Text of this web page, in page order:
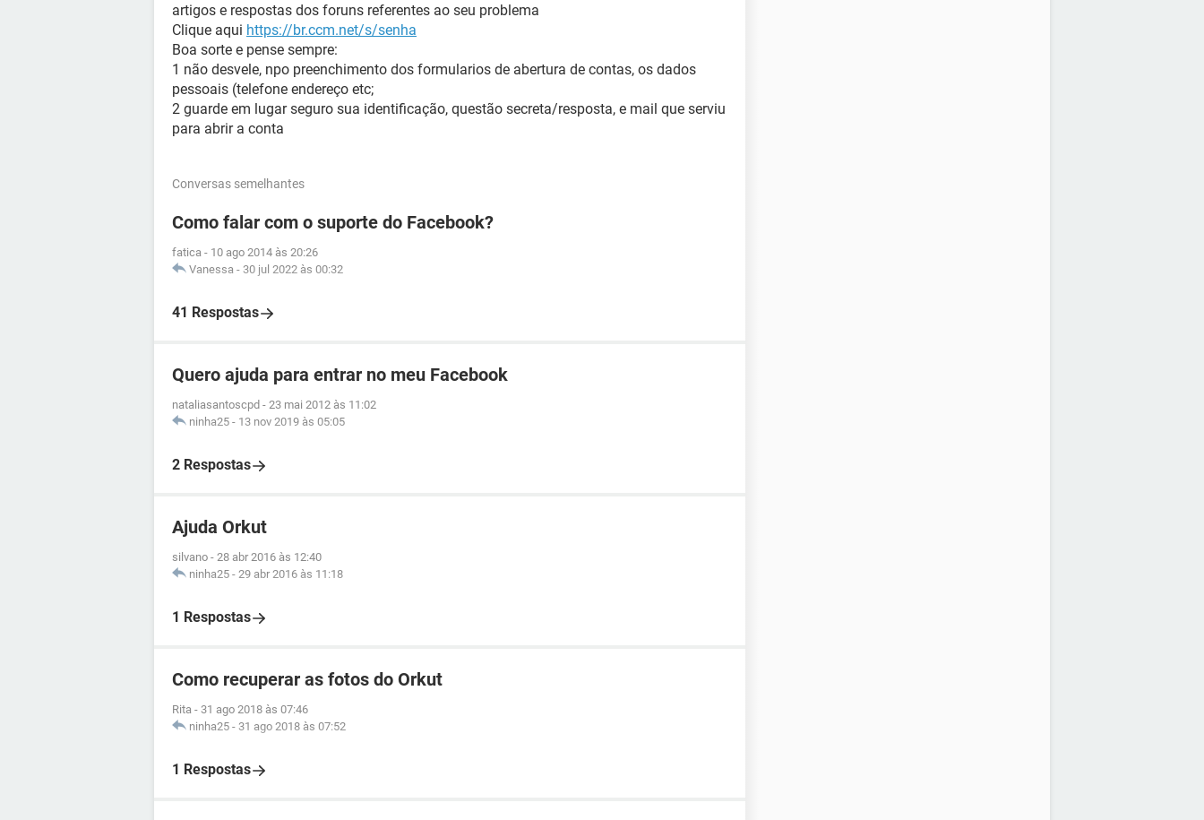
artigos e respostas dos foruns referentes ao seu problema
Clique aqui https://br.ccm.net/s/senha
Boa sorte e pense sempre:
1 não desvele, npo preenchimento dos formularios de abertura de contas, os dados
pessoais (telefone endereço etc;
2 guarde em lugar seguro sua identificação, questão secreta/resposta, e mail que serviu
para abrir a conta
Conversas semelhantes
Como falar com o suporte do Facebook?
fatica - 10 ago 2014 às 20:26
Vanessa - 30 jul 2022 às 00:32
41 Respostas
Quero ajuda para entrar no meu Facebook
nataliasantoscpd - 23 mai 2012 às 11:02
ninha25 - 13 nov 2019 às 05:05
2 Respostas
Ajuda Orkut
silvano - 28 abr 2016 às 12:40
ninha25 - 29 abr 2016 às 11:18
1 Respostas
Como recuperar as fotos do Orkut
Rita - 31 ago 2018 às 07:46
ninha25 - 31 ago 2018 às 07:52
1 Respostas